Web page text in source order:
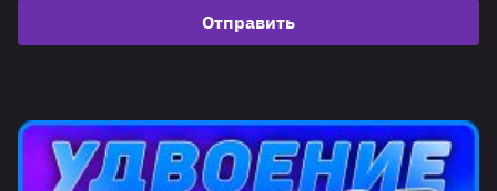
Отправить